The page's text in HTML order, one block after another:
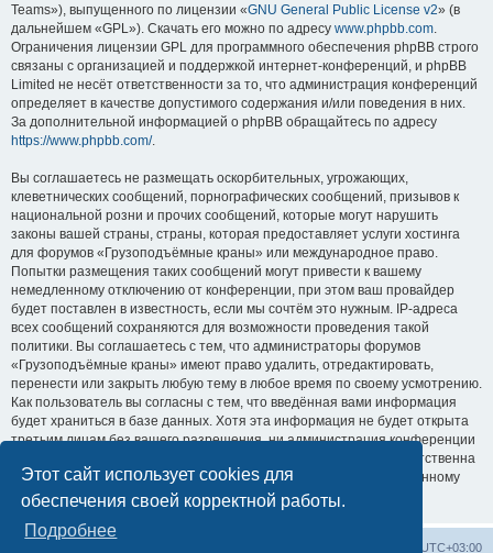
Этот сайт использует cookies для
обеспечения своей корректной работы.
Подробнее
Teams»), выпущенного по лицензии «GNU General Public License v2» (в
дальнейшем «GPL»). Скачать его можно по адресу www.phpbb.com.
Ограничения лицензии GPL для программного обеспечения phpBB строго
связаны с организацией и поддержкой интернет-конференций, и phpBB
Limited не несёт ответственности за то, что администрация конференций
определяет в качестве допустимого содержания и/или поведения в них.
За дополнительной информацией о phpBB обращайтесь по адресу
https://www.phpbb.com/.
Вы соглашаетесь не размещать оскорбительных, угрожающих,
клеветнических сообщений, порнографических сообщений, призывов к
национальной розни и прочих сообщений, которые могут нарушить
законы вашей страны, страны, которая предоставляет услуги хостинга
для форумов «Грузоподъёмные краны» или международное право.
Попытки размещения таких сообщений могут привести к вашему
немедленному отключению от конференции, при этом ваш провайдер
будет поставлен в известность, если мы сочтём это нужным. IP-адреса
всех сообщений сохраняются для возможности проведения такой
политики. Вы соглашаетесь с тем, что администраторы форумов
«Грузоподъёмные краны» имеют право удалить, отредактировать,
перенести или закрыть любую тему в любое время по своему усмотрению.
Как пользователь вы согласны с тем, что введённая вами информация
будет храниться в базе данных. Хотя эта информация не будет открыта
третьим лицам без вашего разрешения, ни администрация конференции
«Грузоподъёмные краны», ни phpBB Limited не может быть ответственна
за действия хакеров, которые могут привести к несанкционированному
доступу к ней.
UTC+03:00